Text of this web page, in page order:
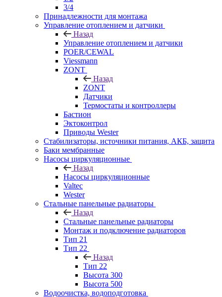
3/4
Принадлежности для монтажа
Управление отоплением и датчики
Назад
Управление отоплением и датчики
POER/CEWAL
Viessmann
ZONT
Назад
ZONT
Датчики
Термостаты и контроллеры
Бастион
Эктоконтрол
Приводы Wester
Стабилизаторы, источники питания, АКБ, защита
Баки мембранные
Насосы циркуляционные
Назад
Насосы циркуляционные
Valtec
Wester
Стальные панельные радиаторы
Назад
Стальные панельные радиаторы
Монтаж и подключение радиаторов
Тип 21
Тип 22
Назад
Тип 22
Высота 300
Высота 500
Водоочистка, водоподготовка